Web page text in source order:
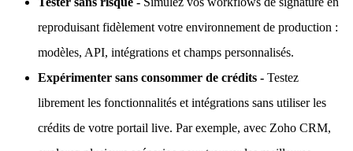
reproduisant fidèlement votre environnement de production :
modèles, API, intégrations et champs personnalisés.
Expérimenter sans consommer de crédits - Testez
librement les fonctionnalités et intégrations sans utiliser les
crédits de votre portail live. Par exemple, avec Zoho CRM,